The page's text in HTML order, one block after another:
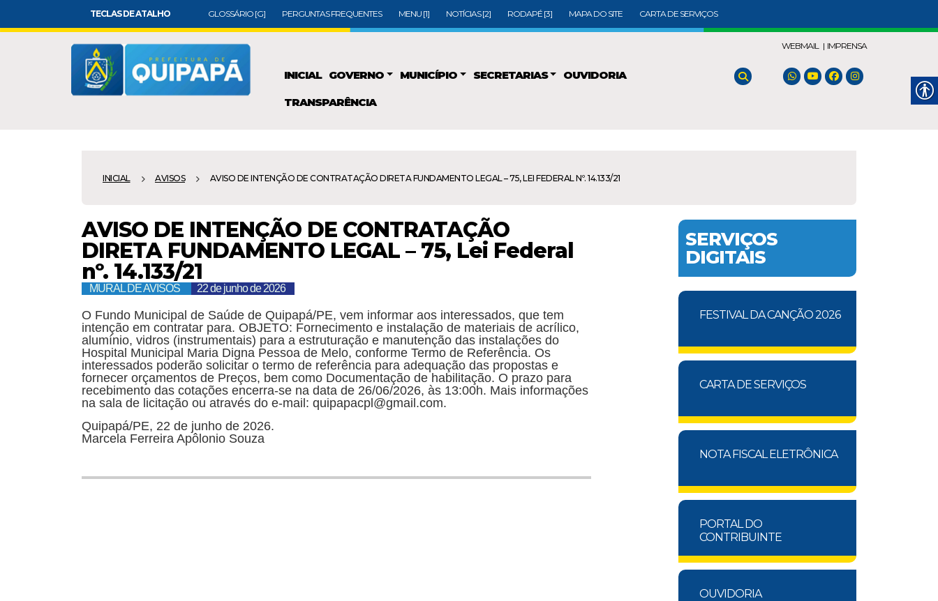
TECLAS DE ATALHO GLOSSÁRIO [G] PERGUNTAS FREQUENTES MENU [1] NOTÍCIAS [2] RODAPÉ [3] MAPA DO SITE CARTA DE SERVIÇOS
INICIAL GOVERNO MUNICÍPIO SECRETARIAS OUVIDORIA
TRANSPARÊNCIA
WEBMAIL | IMPRENSA
INICIAL AVISOS AVISO DE INTENÇÃO DE CONTRATAÇÃO DIRETA FUNDAMENTO LEGAL – 75, LEI FEDERAL Nº. 14.133/21
AVISO DE INTENÇÃO DE CONTRATAÇÃO
DIRETA FUNDAMENTO LEGAL – 75, Lei Federal
nº. 14.133/21
MURAL DE AVISOS 22 de junho de 2026
O Fundo Municipal de Saúde de Quipapá/PE, vem informar aos interessados, que tem
intenção em contratar para. OBJETO: Fornecimento e instalação de materiais de acrílico,
alumínio, vidros (instrumentais) para a estruturação e manutenção das instalações do
Hospital Municipal Maria Digna Pessoa de Melo, conforme Termo de Referência. Os
interessados poderão solicitar o termo de referência para adequação das propostas e
fornecer orçamentos de Preços, bem como Documentação de habilitação. O prazo para
recebimento das cotações encerra-se na data de 26/06/2026, às 13:00h. Mais informações
na sala de licitação ou através do e-mail: quipapacpl@gmail.com.
Quipapá/PE, 22 de junho de 2026.
Marcela Ferreira Apôlonio Souza
SERVIÇOS
DIGITAIS
FESTIVAL DA CANÇÃO 2026
CARTA DE SERVIÇOS
NOTA FISCAL ELETRÔNICA
PORTAL DO
CONTRIBUINTE
OUVIDORIA